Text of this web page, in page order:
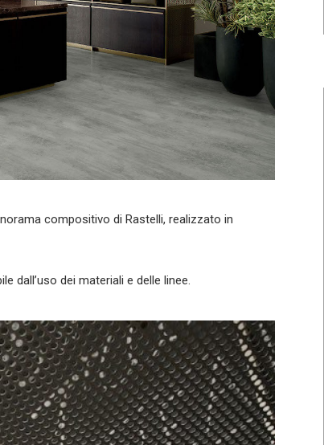
compositivo di Rastelli, realizzato in
dall’uso dei materiali e delle linee.